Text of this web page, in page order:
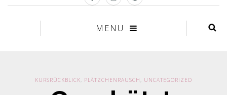
MENU
KURSRÜCKBLICK, PLÄTZCHENRAUSCH, UNCATEGORIZED